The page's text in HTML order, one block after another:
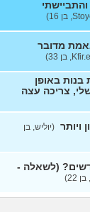
מפסיק
מה
מדובר
באופן
צריכה עצה
ויותר (יוליש, בן
(לשאלה -
22)